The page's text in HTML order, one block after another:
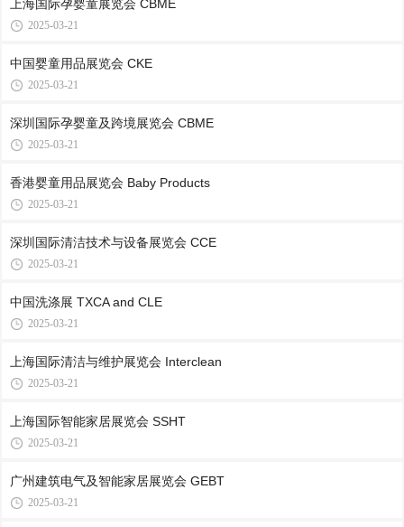
上海国际孕婴童展览会 CBME
2025-03-21
中国婴童用品展览会 CKE
2025-03-21
深圳国际孕婴童及跨境展览会 CBME
2025-03-21
香港婴童用品展览会 Baby Products
2025-03-21
深圳国际清洁技术与设备展览会 CCE
2025-03-21
中国洗涤展 TXCA and CLE
2025-03-21
上海国际清洁与维护展览会 Interclean
2025-03-21
上海国际智能家居展览会 SSHT
2025-03-21
广州建筑电气及智能家居展览会 GEBT
2025-03-21